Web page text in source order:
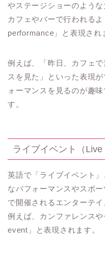
やステージショーのよう
カフェやバーで行われる
performance」と表現され
例えば、「昨日、カフェ
スを見た」といった表現
ォーマンスを見るのが趣
す。
ライブイベント（Live
英語で「ライブイベント
なパフォーマンスやスポ
で開催されるエンターテ
例えば、カンファレンス
event」と表現されます。